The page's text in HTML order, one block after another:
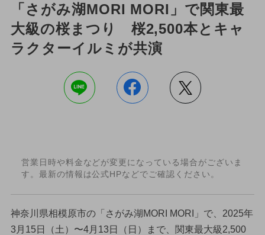
「さがみ湖MORI MORI」で関東最
大級の桜まつり 桜2,500本とキャ
ラクターイルミが共演
営業日時や料金などが変更になっている場合がございま
す。最新の情報は公式HPなどでご確認ください。
神奈川県相模原市の「さがみ湖MORI MORI」で、2025年
3月15日（土）〜4月13日（日）まで、関東最大級2,500